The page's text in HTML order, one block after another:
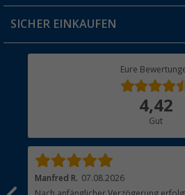
Jobs & Karriere
Rücksendung
SICHER EINKAUFEN
Eure
4,42
Gut
Manfred R. 07.08.2026